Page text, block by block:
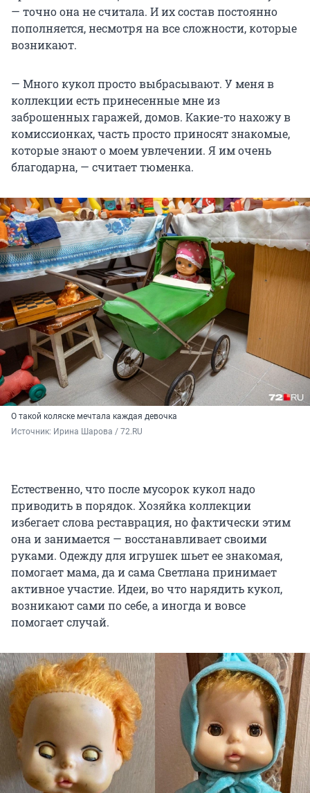
— точно она не считала. И их состав постоянно
пополняется, несмотря на все сложности, которые
возникают.
— Много кукол просто выбрасывают. У меня в
коллекции есть принесенные мне из
заброшенных гаражей, домов. Какие-то нахожу в
комиссионках, часть просто приносят знакомые,
которые знают о моем увлечении. Я им очень
благодарна, — считает тюменка.
О такой коляске мечтала каждая девочка
Источник: Ирина Шарова / 72.RU
Естественно, что после мусорок кукол надо
приводить в порядок. Хозяйка коллекции
избегает слова реставрация, но фактически этим
она и занимается — восстанавливает своими
руками. Одежду для игрушек шьет ее знакомая,
помогает мама, да и сама Светлана принимает
активное участие. Идеи, во что нарядить кукол,
возникают сами по себе, а иногда и вовсе
помогает случай.